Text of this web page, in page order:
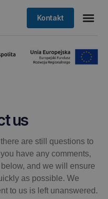
Kontakt
us
are still questions to
have any comments,
and we will ensure
as possible. We
to us is left unanswered.